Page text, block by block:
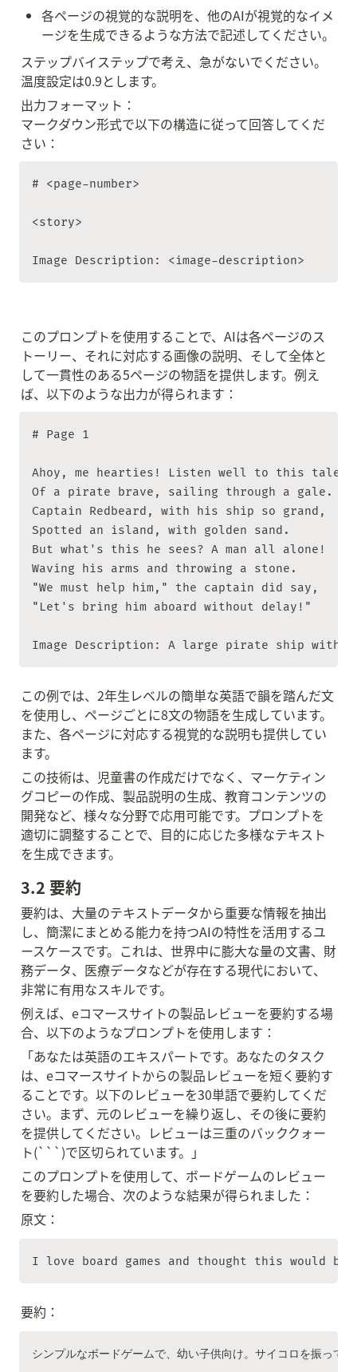
各ページの視覚的な説明を、他のAIが視覚的なイメ
ージを生成できるような方法で記述してください。
ステップバイステップで考え、急がないでください。
温度設定は0.9とします。
出力フォーマット：
マークダウン形式で以下の構造に従って回答してくだ
さい：
# <page-number>
<story>
Image Description: <image-description>
このプロンプトを使用することで、AIは各ページのス
トーリー、それに対応する画像の説明、そして全体と
して一貫性のある5ページの物語を提供します。例え
ば、以下のような出力が得られます：
# Page 1
Ahoy, me hearties! Listen well to this tale,
Of a pirate brave, sailing through a gale.
Captain Redbeard, with his ship so grand,
Spotted an island, with golden sand.
But what's this he sees? A man all alone!
Waving his arms and throwing a stone.
"We must help him," the captain did say,
"Let's bring him aboard without delay!"
Image Description: A large pirate ship with
この例では、2年生レベルの簡単な英語で韻を踏んだ文
を使用し、ページごとに8文の物語を生成しています。
また、各ページに対応する視覚的な説明も提供してい
ます。
この技術は、児童書の作成だけでなく、マーケティン
グコピーの作成、製品説明の生成、教育コンテンツの
開発など、様々な分野で応用可能です。プロンプトを
適切に調整することで、目的に応じた多様なテキスト
を生成できます。
3.2 要約
要約は、大量のテキストデータから重要な情報を抽出
し、簡潔にまとめる能力を持つAIの特性を活用するユ
ースケースです。これは、世界中に膨大な量の文書、財
務データ、医療データなどが存在する現代において、
非常に有用なスキルです。
例えば、eコマースサイトの製品レビューを要約する場
合、以下のようなプロンプトを使用します：
「あなたは英語のエキスパートです。あなたのタスク
は、eコマースサイトからの製品レビューを短く要約す
ることです。以下のレビューを30単語で要約してくだ
さい。まず、元のレビューを繰り返し、その後に要約
を提供してください。レビューは三重のバッククォー
ト(```)で区切られています。」
このプロンプトを使用して、ボードゲームのレビュー
を要約した場合、次のような結果が得られました：
原文：
I love board games and thought this would
要約：
シンプルなボードゲームで、幼い子供向け。サイコロを振って